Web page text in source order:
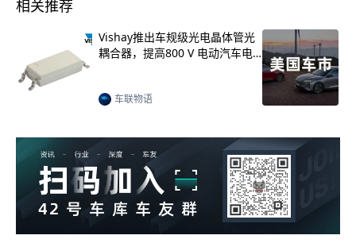
相关推荐
Vishay推出车规级光电晶体管光
耦合器，提高800 V 电动汽车电
车联物语